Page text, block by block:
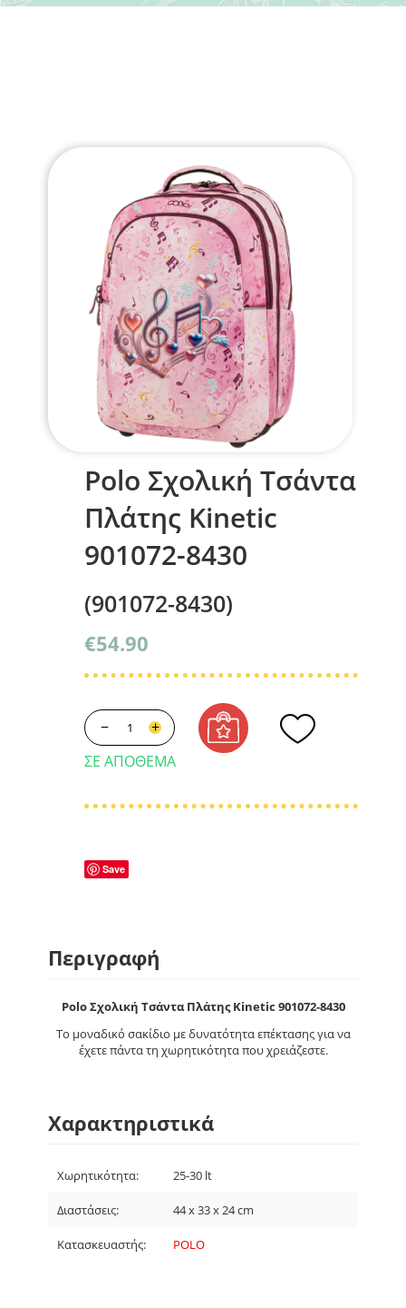
Polo Σχολική Τσάντα
Πλάτης Kinetic
901072-8430
(901072-8430)
€54.90
+
−
ΣΕ ΑΠΌΘΕΜΑ
Save
Περιγραφή
Polo Σχολική Τσάντα Πλάτης Kinetic 901072-8430
Το μοναδικό σακίδιο με δυνατότητα επέκτασης για να
έχετε πάντα τη χωρητικότητα που χρειάζεστε.
Χαρακτηριστικά
Χωρητικότητα: 25-30 lt
Διαστάσεις: 44 x 33 x 24 cm
Κατασκευαστής: POLO